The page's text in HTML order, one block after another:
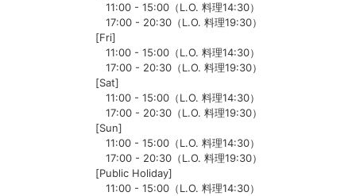
11:00 - 15:00（L.O. 料理14:30）
17:00 - 20:30（L.O. 料理19:30）
[Fri]
11:00 - 15:00（L.O. 料理14:30）
17:00 - 20:30（L.O. 料理19:30）
[Sat]
11:00 - 15:00（L.O. 料理14:30）
17:00 - 20:30（L.O. 料理19:30）
[Sun]
11:00 - 15:00（L.O. 料理14:30）
17:00 - 20:30（L.O. 料理19:30）
[Public Holiday]
11:00 - 15:00（L.O. 料理14:30）